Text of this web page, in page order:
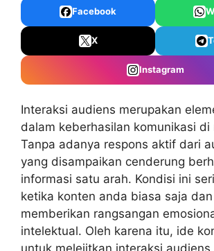
Facebook
X
Instagram
Interaksi audiens merupakan
dalam keberhasilan komunikasi di
Tanpa adanya respons aktif dari
yang disampaikan cenderung
informasi satu arah. Kondisi ini
ketika konten anda biasa saja
memberikan rangsangan
intelektual. Oleh karena itu, ide
untuk melejitkan interaksi audiens